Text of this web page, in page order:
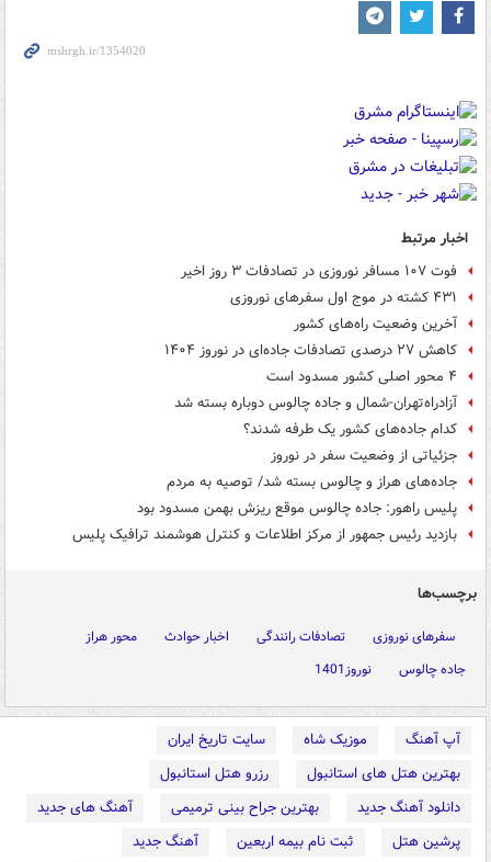
اخبار مرتبط
فوت ۱۰۷ مسافر نوروزی در تصادفات ۳ روز اخیر
۴۳۱ کشته در موج اول سفرهای نوروزی
آخرین وضعیت راه‌های کشور
کاهش ۲۷ درصدی تصادفات جاده‌ای در نوروز ۱۴۰۴
۴ محور اصلی کشور مسدود است
آزادراه‌تهران-شمال و جاده چالوس دوباره بسته شد
کدام جاده‌های کشور یک طرفه شدند؟
جزئیاتی از وضعیت سفر در نوروز
جاده‌های هراز و چالوس بسته شد/ توصیه به مردم
پلیس راهور: جاده چالوس موقع ریزش بهمن مسدود بود
بازدید رئیس جمهور از مرکز اطلاعات و کنترل هوشمند ترافیک پلیس
برچسب‌ها
سفرهای نوروزی تصادفات رانندگی اخبار حوادث
محور هراز
جاده چالوس
نوروز1401
آپ آهنگ موزیک شاه
سایت تاریخ ایران
بهترین هتل های استانبول
رزرو هتل استانبول
دانلود آهنگ جدید
بهترین جراح بینی ترمیمی
آهنگ های جدید
پرشین هتل
ثبت نام بیمه اربعین
آهنگ جدید